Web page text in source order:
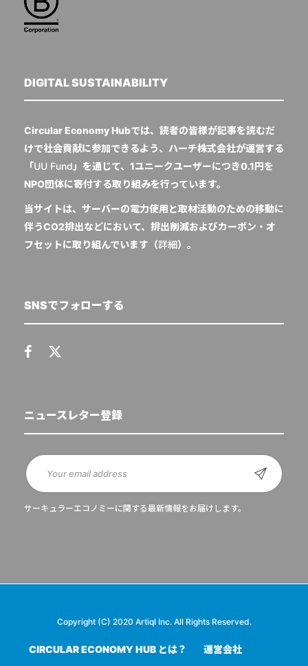
DIGITAL SUSTAINABILITY
Circular Economy Hubでは、読者の皆様が記事を読むだ
けで社会貢献に参加できるよう、ハーチ株式会社が運営する
「UU Fund 」を通じて、1ユニークユーザーにつき0.1円を
NPO団体に寄付する取り組みを行っています。
当サイトは、サーバーの電力使用と取材活動のための移動に
伴うCO2排出などにおいて、排出削減およびカーボン・オ
フセットに取り組んでいます（詳細）。
SNSでフォローする
ニュースレター登録
サーキュラーエコノミーに関する最新情報をお届けします。
Copyright (C) 2020 Artiql Inc. All Rights Reserved.
CIRCULAR ECONOMY HUB とは？ 運営会社